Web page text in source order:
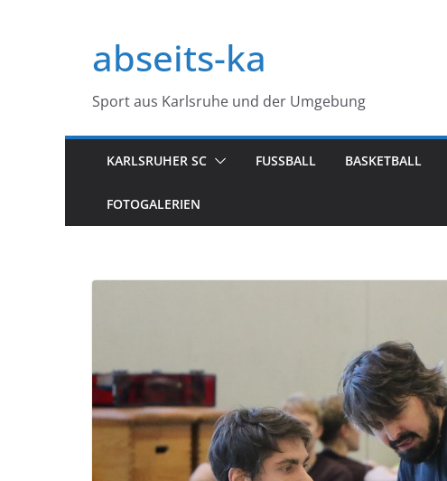
springenabseits-ka
Sport aus Karlsruhe und der Umgebung
KARLSRUHER SC FUSSBALL BASKETBALL
FOTOGALERIEN